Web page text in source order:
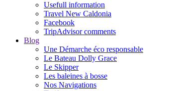
Usefull information
Travel New Caldonia
Facebook
TripAdvisor comments
Blog
Une Démarche éco responsable
Le Bateau Dolly Grace
Le Skipper
Les baleines à bosse
Nos Navigations